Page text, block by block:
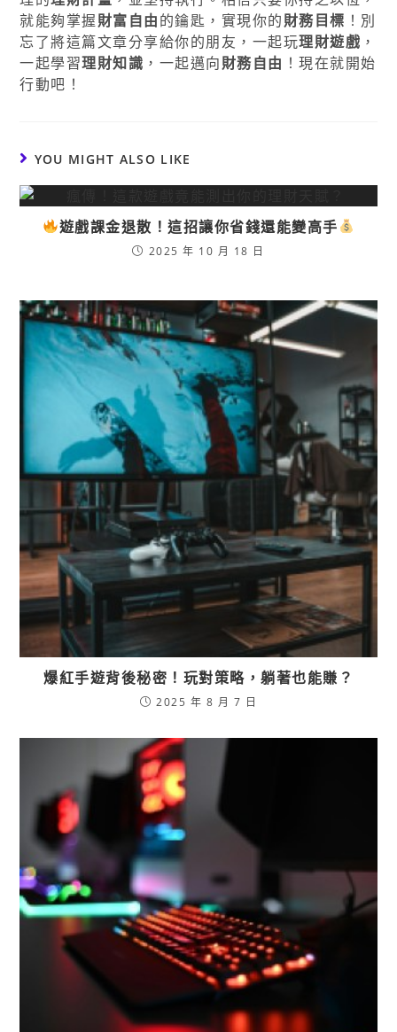
就能夠掌握財富自由的鑰匙，實現你的財務目標 ！別
忘了將這篇文章分享給你的朋友，一起玩理財遊戲 ，
一起學習理財知識 ，一起邁向財務自由 ！現在就開始
行動吧！
YOU MIGHT ALSO LIKE
遊戲課金退散！這招讓你省錢還能變高手
2025 年 10 月 18 日
爆紅手遊背後秘密！玩對策略，躺著也能賺？
2025 年 8 月 7 日